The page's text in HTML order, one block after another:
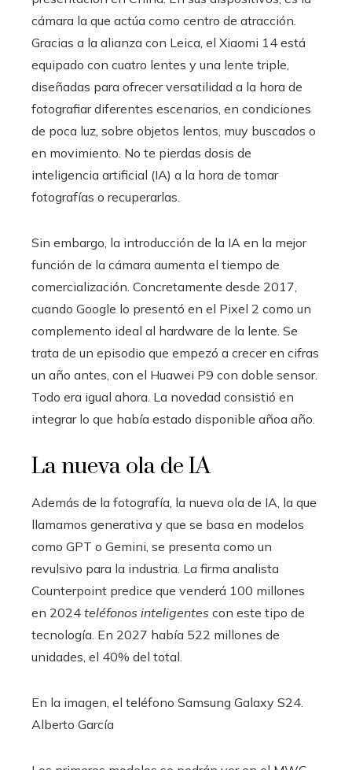
cámara la que actúa como centro de atracción.
Gracias a la alianza con Leica, el Xiaomi 14 está
equipado con cuatro lentes y una lente triple,
diseñadas para ofrecer versatilidad a la hora de
fotografiar diferentes escenarios, en condiciones
de poca luz, sobre objetos lentos, muy buscados o
en movimiento. No te pierdas dosis de
inteligencia artificial (IA) a la hora de tomar
fotografías o recuperarlas.
Sin embargo, la introducción de la IA en la mejor
función de la cámara aumenta el tiempo de
comercialización. Concretamente desde 2017,
cuando Google lo presentó en el Pixel 2 como un
complemento ideal al hardware de la lente. Se
trata de un episodio que empezó a crecer en cifras
un año antes, con el Huawei P9 con doble sensor.
Todo era igual ahora. La novedad consistió en
integrar lo que había estado disponible añoa año.
La nueva ola de IA
Además de la fotografía, la nueva ola de IA, la que
llamamos generativa y que se basa en modelos
como GPT o Gemini, se presenta como un
revulsivo para la industria. La firma analista
Counterpoint predice que venderá 100 millones
en 2024 teléfonos inteligentes con este tipo de
tecnología. En 2027 había 522 millones de
unidades, el 40% del total.
En la imagen, el teléfono Samsung Galaxy S24.
Alberto García